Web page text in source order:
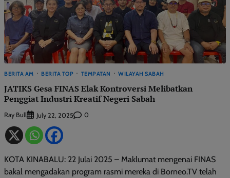
BERITA AM BERITA TOP TEMPATAN WILAYAH SABAH
JATIKS Gesa FINAS Elak Kontroversi Melibatkan
Penggiat Industri Kreatif Negeri Sabah
Ray Bull July 22, 2025 0
KOTA KINABALU: 22 Julai 2025 – Maklumat mengenai FINAS
bakal mengadakan program rasmi mereka di Borneo.TV telah